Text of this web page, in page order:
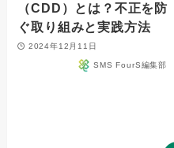
（CDD）とは？不正を防
ぐ取り組みと実践方法
2024年12月11日
SMS FourS編集部